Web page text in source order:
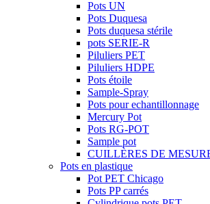
Pots UN
Pots Duquesa
Pots duquesa stérile
pots SERIE-R
Piluliers PET
Piluliers HDPE
Pots étoile
Sample-Spray
Pots pour echantillonnage
Mercury Pot
Pots RG-POT
Sample pot
CUILLÈRES DE
Pots en plastique
Pot PET Chicago
Pots PP carrés